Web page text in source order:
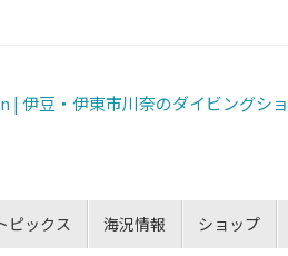
ピックス 海況情報 ショップ